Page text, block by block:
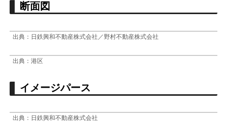
断面図
出典：日鉄興和不動産株式会社／野村不動産株式会社
出典：港区
イメージパース
出典：日鉄興和不動産株式会社